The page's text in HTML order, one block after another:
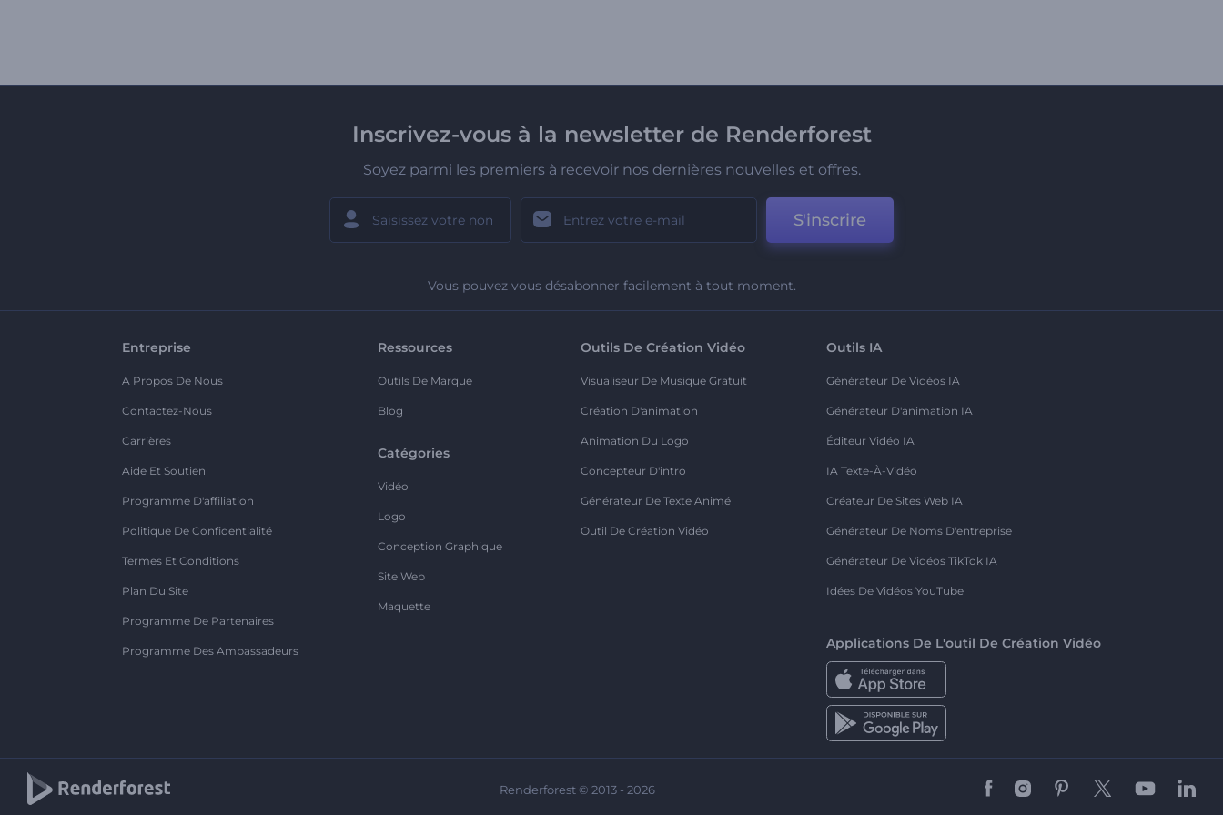
Inscrivez-vous à la newsletter de Renderforest
Soyez parmi les premiers à recevoir nos dernières nouvelles et offres.
S'inscrire
Vous pouvez vous désabonner facilement à tout moment.
Entreprise
A Propos De Nous
Contactez-Nous
Carrières
Aide Et Soutien
Programme D'affiliation
Politique De Confidentialité
Termes Et Conditions
Plan Du Site
Programme De Partenaires
Programme Des Ambassadeurs
Ressources
Outils De Marque
Blog
Catégories
Vidéo
Logo
Conception Graphique
Site Web
Maquette
Outils De Création Vidéo
Visualiseur De Musique Gratuit
Création D'animation
Animation Du Logo
Concepteur D'intro
Générateur De Texte Animé
Outil De Création Vidéo
Outils IA
Générateur De Vidéos IA
Générateur D'animation IA
Éditeur Vidéo IA
IA Texte-À-Vidéo
Créateur De Sites Web IA
Générateur De Noms D'entreprise
Générateur De Vidéos TikTok IA
Idées De Vidéos YouTube
Applications De L'outil De Création Vidéo
Renderforest © 2013 - 2026